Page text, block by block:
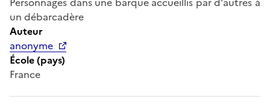
un débarcadère
Auteur
anonyme
École (pays)
France